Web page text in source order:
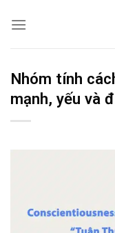
qua
Nhóm tính
mạnh, yếu và